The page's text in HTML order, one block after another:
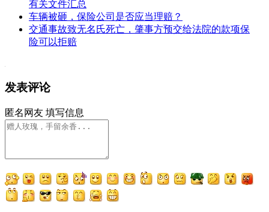
有关文件汇总
车辆被砸，保险公司是否应当理赔？
交通事故致无名氏死亡，肇事方预交给法院的款项保
险可以拒赔
发表评论
匿名网友 填写信息